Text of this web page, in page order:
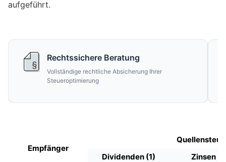
aufgeführt.
Rechtssichere Beratung
Vollständige rechtliche Absicherung Ihrer
Steueroptimierung
Empfänger
Dividenden (1)
Zinsen